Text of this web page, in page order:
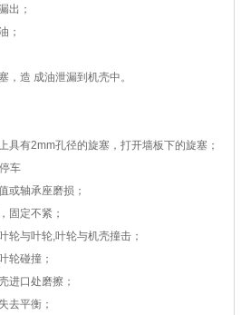
出；
；
造 成油泄漏到机壳中。
有2mm孔径的旋塞，打开墙板下的旋塞；
车
轴承座磨损；
定不紧；
与叶轮,叶轮与机壳撞击；
碰撞；
口处磨擦；
平衡；